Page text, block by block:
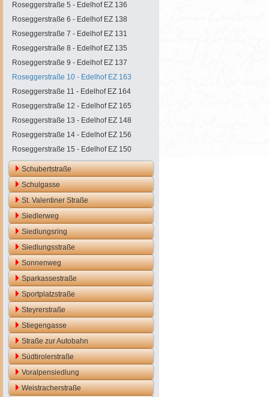
Roseggerstraße 5 - Edelhof EZ 136
Roseggerstraße 6 - Edelhof EZ 138
Roseggerstraße 7 - Edelhof EZ 131
Roseggerstraße 8 - Edelhof EZ 135
Roseggerstraße 9 - Edelhof EZ 137
Roseggerstraße 10 - Edelhof EZ 163
Roseggerstraße 11 - Edelhof EZ 164
Roseggerstraße 12 - Edelhof EZ 165
Roseggerstraße 13 - Edelhof EZ 148
Roseggerstraße 14 - Edelhof EZ 156
Roseggerstraße 15 - Edelhof EZ 150
Schubertstraße
Schulgasse
St. Valentiner Straße
Siedlerweg
Siedlungsring
Siedlungsstraße
Sonnenweg
Sparkassestraße
Sportplatzstraße
Steyrerstraße
Stiegengasse
Straße zur Autobahn
Südtirolerstraße
Voralpensiedlung
Weistracherstraße